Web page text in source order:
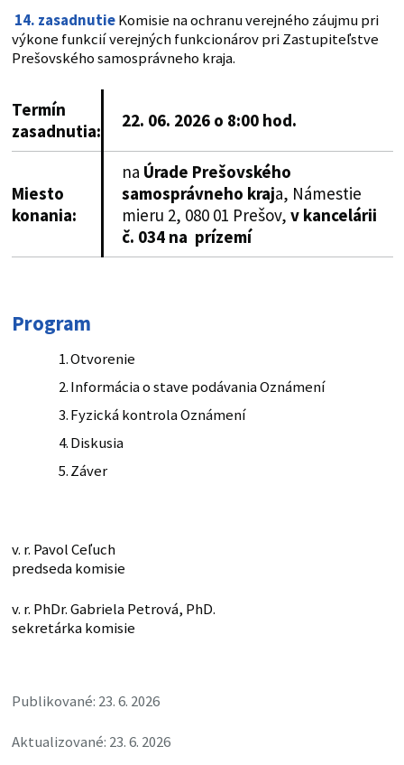
14. zasadnutieKomisie na ochranu verejného záujmu pri
výkone funkcií verejných funkcionárov pri Zastupiteľstve
Prešovského samosprávneho kraja.
Termín
zasadnutia:
22. 06. 2026 o 8:00 hod.
Miesto
konania:
na Úrade Prešovského
samosprávneho kraja, Námestie
mieru 2, 080 01 Prešov, v kancelárii
č. 034 na prízemí
Program
Otvorenie
Informácia o stave podávania Oznámení
Fyzická kontrola Oznámení
Diskusia
Záver
v. r. Pavol Ceľuch
predseda komisie
v. r. PhDr. Gabriela Petrová, PhD.
sekretárka komisie
Publikované: 23. 6. 2026
Aktualizované: 23. 6. 2026